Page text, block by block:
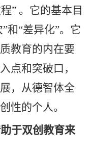
” 。它的基本目
和“差异化”。它
教育的内在要
点和突破口，
，从德智体全
性的个人。
于双创教育来